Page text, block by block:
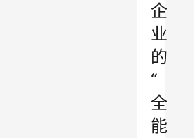
企
业
的
“
全
能